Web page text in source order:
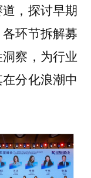
，探讨早期
环节拆解募
察，为行业
分化浪潮中